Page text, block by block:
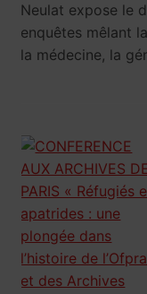
Neulat expose le
enquêtes mêlant
la médecine, la